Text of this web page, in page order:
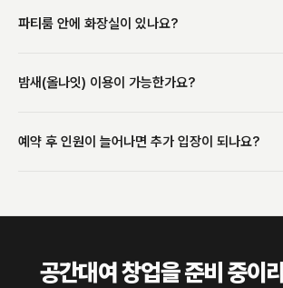
파티룸 안에 화장실이 있나요?
밤새(올나잇) 이용이 가능한가요?
예약 후 인원이 늘어나면 추가 입장이 되나요?
공간대여 창업을 준비 중이